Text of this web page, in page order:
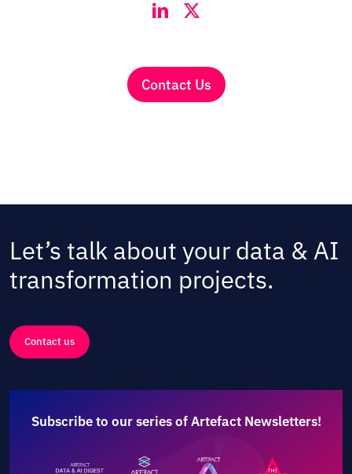
Contact Us
Let’s talk about your data & AI
transformation projects.
Contact us
Subscribe to our series of Artefact Newsletters!